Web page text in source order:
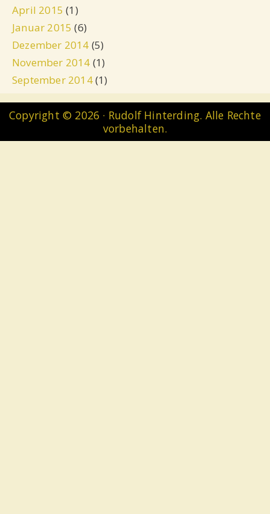
April 2015 (1)
Januar 2015 (6)
Dezember 2014 (5)
November 2014 (1)
September 2014(1)
Copyright © 2026 · Rudolf Hinterding. Alle Rechte
vorbehalten.